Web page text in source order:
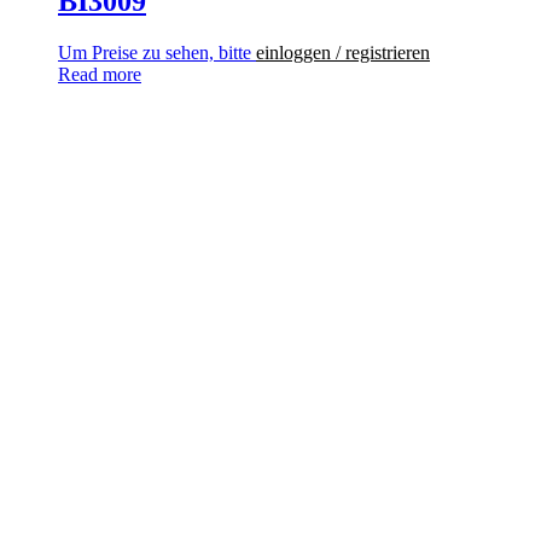
Um Preise zu sehen, bitte einloggen / registrieren
Read more